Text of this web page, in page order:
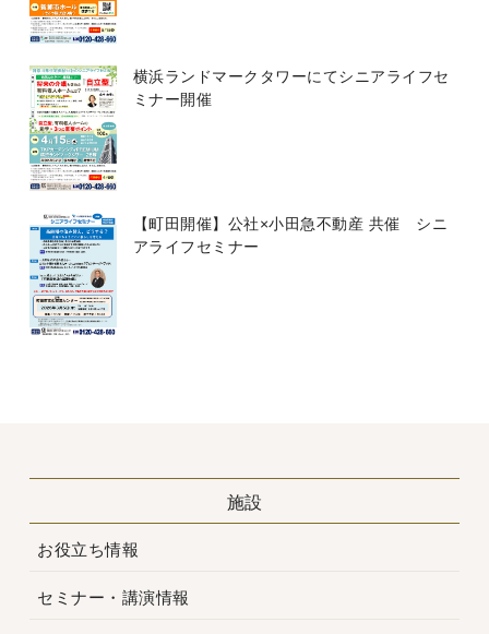
横浜ランドマークタワーにてシニアライフセ
ミナー開催
【町田開催】公社×小田急不動産 共催 シニ
アライフセミナー
施設
お役立ち情報
セミナー・講演情報